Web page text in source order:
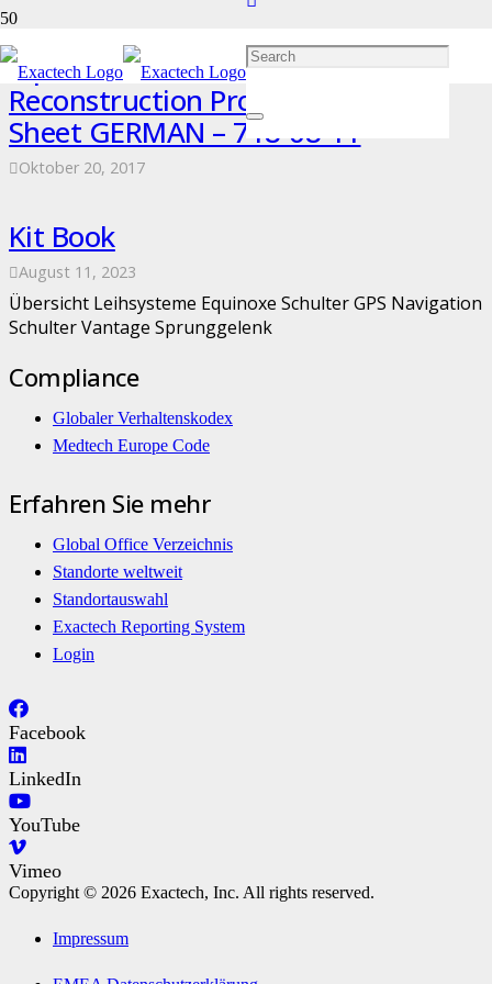
Equinoxe Shoulder Humeral
Reconstruction Prothesis Product
Sheet GERMAN – 718-08-11
Oktober 20, 2017
Kit Book
August 11, 2023
Übersicht Leihsysteme Equinoxe Schulter GPS Navigation
Schulter Vantage Sprunggelenk
Compliance
Globaler Verhaltenskodex
Medtech Europe Code
Erfahren Sie mehr
Global Office Verzeichnis
Standorte weltweit
Standortauswahl
Exactech Reporting System
Login
Facebook
LinkedIn
YouTube
Vimeo
Copyright © 2026 Exactech, Inc. All rights reserved.
Impressum